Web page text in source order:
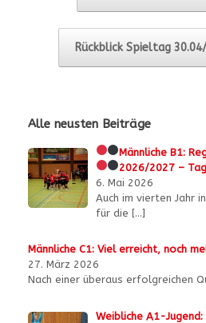
Rückblick Spieltag
Alle neusten Beiträge
Männliche B1:
2026/2027 –
6. Mai 2026
Auch im vierten Jahr
für die […]
Männliche C1: Viel erreicht, noch
27. März 2026
Nach einer überaus erfolgreichen
Weibliche A1-